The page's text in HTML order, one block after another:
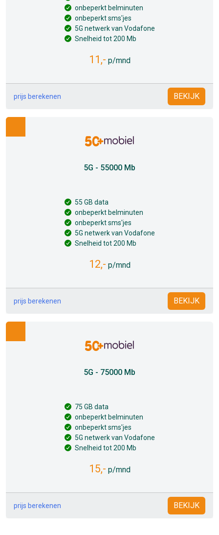
onbeperkt belminuten
onbeperkt sms'jes
5G netwerk van Vodafone
Snelheid tot 200 Mb
11,- p/mnd
prijs berekenen BEKIJK
5G - 55000 Mb
55 GB data
onbeperkt belminuten
onbeperkt sms'jes
5G netwerk van Vodafone
Snelheid tot 200 Mb
12,- p/mnd
prijs berekenen BEKIJK
5G - 75000 Mb
75 GB data
onbeperkt belminuten
onbeperkt sms'jes
5G netwerk van Vodafone
Snelheid tot 200 Mb
15,- p/mnd
prijs berekenen BEKIJK